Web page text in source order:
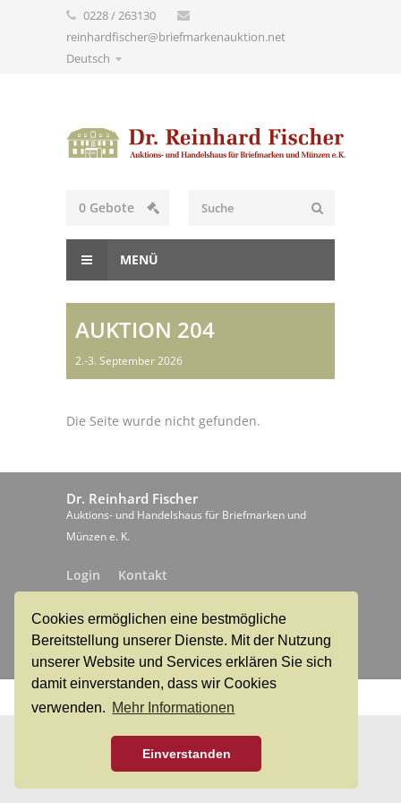
Cookies ermöglichen eine bestmögliche
Bereitstellung unserer Dienste. Mit der Nutzung
unserer Website und Services erklären Sie sich
damit einverstanden, dass wir Cookies
verwenden. Mehr Informationen
Einverstanden
0228 / 263130
reinhardfischer@briefmarkenauktion.net
Deutsch
0 Gebote
MENÜ
AUKTION 204
2.-3. September 2026
Die Seite wurde nicht gefunden.
Dr. Reinhard Fischer
Auktions- und Handelshaus für Briefmarken und
Münzen e. K.
Login
Kontakt
Live-Bidding
Impressum
Datenschutz